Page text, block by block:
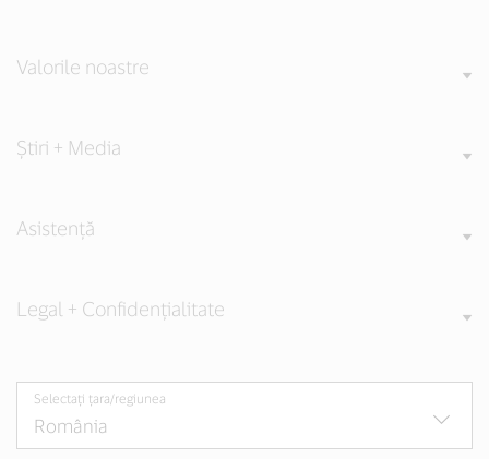
Valorile noastre
Știri + Media
Asistență
Legal + Confidențialitate
Selectați țara/regiunea